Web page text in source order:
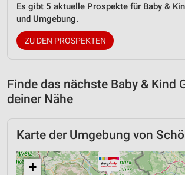
Es gibt 5 aktuelle Prospekte für Baby &
und Umgebung.
ZU DEN PROSPEKTEN
Finde das nächste Baby & Kind
deiner Nähe
Karte der Umgebung von
+